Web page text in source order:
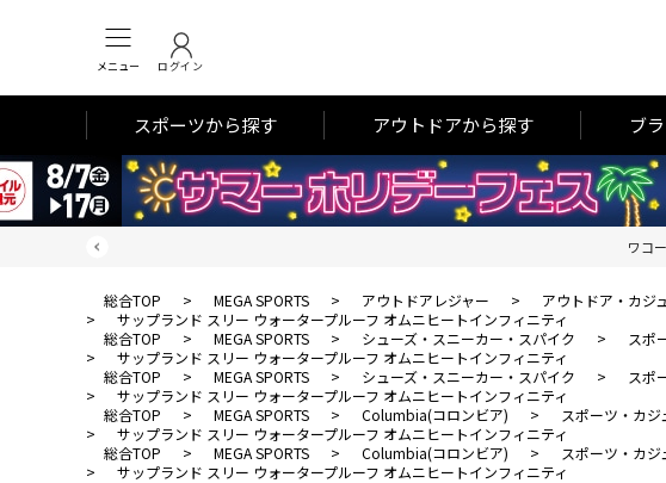
メニュー ログイン
スポーツから探す アウトドアから探す ブ
ワコ
総合TOP > MEGA SPORTS > アウトドアレジャー > アウトドア・カジ
>
サップランド スリー ウォータープルーフ オムニヒートインフィニティ
総合TOP
> MEGA SPORTS > シューズ・スニーカー・スパイク > スポ
>
サップランド スリー ウォータープルーフ オムニヒートインフィニティ
総合TOP
> MEGA SPORTS > シューズ・スニーカー・スパイク > スポ
>
サップランド スリー ウォータープルーフ オムニヒートインフィニティ
総合TOP
> MEGA SPORTS > Columbia(コロンビア) > スポーツ・カ
>
サップランド スリー ウォータープルーフ オムニヒートインフィニティ
総合TOP
> MEGA SPORTS > Columbia(コロンビア) > スポーツ・カ
>
サップランド スリー ウォータープルーフ オムニヒートインフィニティ